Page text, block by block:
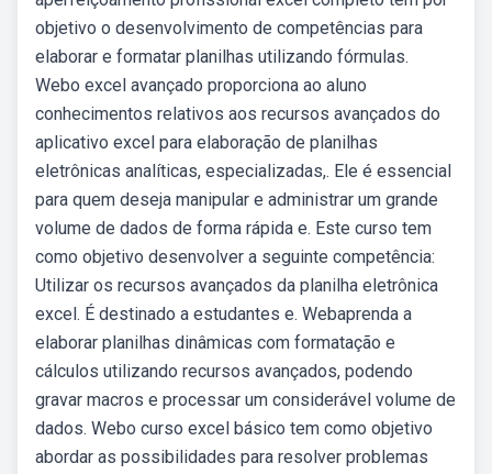
objetivo o desenvolvimento de competências para
elaborar e formatar planilhas utilizando fórmulas.
Webo excel avançado proporciona ao aluno
conhecimentos relativos aos recursos avançados do
aplicativo excel para elaboração de planilhas
eletrônicas analíticas, especializadas,. Ele é essencial
para quem deseja manipular e administrar um grande
volume de dados de forma rápida e. Este curso tem
como objetivo desenvolver a seguinte competência:
Utilizar os recursos avançados da planilha eletrônica
excel. É destinado a estudantes e. Webaprenda a
elaborar planilhas dinâmicas com formatação e
cálculos utilizando recursos avançados, podendo
gravar macros e processar um considerável volume de
dados. Webo curso excel básico tem como objetivo
abordar as possibilidades para resolver problemas